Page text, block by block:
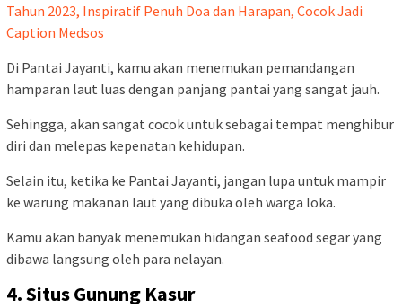
Tahun 2023, Inspiratif Penuh Doa dan Harapan, Cocok Jadi
Caption Medsos
Di Pantai Jayanti, kamu akan menemukan pemandangan
hamparan laut luas dengan panjang pantai yang sangat jauh.
Sehingga, akan sangat cocok untuk sebagai tempat menghibur
diri dan melepas kepenatan kehidupan.
Selain itu, ketika ke Pantai Jayanti, jangan lupa untuk mampir
ke warung makanan laut yang dibuka oleh warga loka.
Kamu akan banyak menemukan hidangan seafood segar yang
dibawa langsung oleh para nelayan.
4. Situs Gunung Kasur